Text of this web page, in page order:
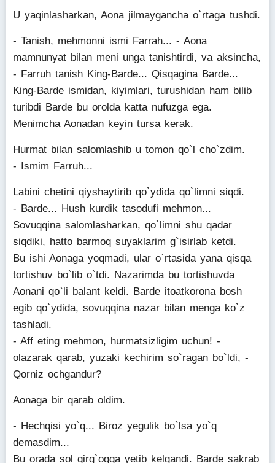
U yaqinlasharkan, Aona jilmaygancha o`rtaga tushdi.
- Tanish, mehmonni ismi Farrah... - Aona
mamnunyat bilan meni unga tanishtirdi, va aksincha,
- Farruh tanish King-Barde... Qisqagina Barde...
King-Barde ismidan, kiyimlari, turushidan ham bilib
turibdi Barde bu orolda katta nufuzga ega.
Menimcha Aonadan keyin tursa kerak.
Hurmat bilan salomlashib u tomon qo`l cho`zdim.
- Ismim Farruh...
Labini chetini qiyshaytirib qo`ydida qo`limni siqdi.
- Barde... Hush kurdik tasodufi mehmon...
Sovuqqina salomlasharkan, qo`limni shu qadar
siqdiki, hatto barmoq suyaklarim g`isirlab ketdi.
Bu ishi Aonaga yoqmadi, ular o`rtasida yana qisqa
tortishuv bo`lib o`tdi. Nazarimda bu tortishuvda
Aonani qo`li balant keldi. Barde itoatkorona bosh
egib qo`ydida, sovuqqina nazar bilan menga ko`z
tashladi.
- Aff eting mehmon, hurmatsizligim uchun! -
olazarak qarab, yuzaki kechirim so`ragan bo`ldi, -
Qorniz ochgandur?
Aonaga bir qarab oldim.
- Hechqisi yo`q... Biroz yegulik bo`lsa yo`q
demasdim...
Bu orada sol qirg`oqqa yetib kelgandi. Barde sakrab